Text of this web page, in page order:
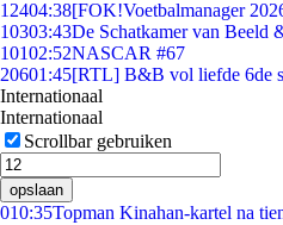
12404:38[FOK!Voetbalmanager
10303:43De Schatkamer van Beeld
10102:52NASCAR #67
20601:45[RTL] B&B vol liefde 6de
Internationaal
Internationaal
Scrollbar gebruiken
opslaan
010:35Topman Kinahan-kartel na